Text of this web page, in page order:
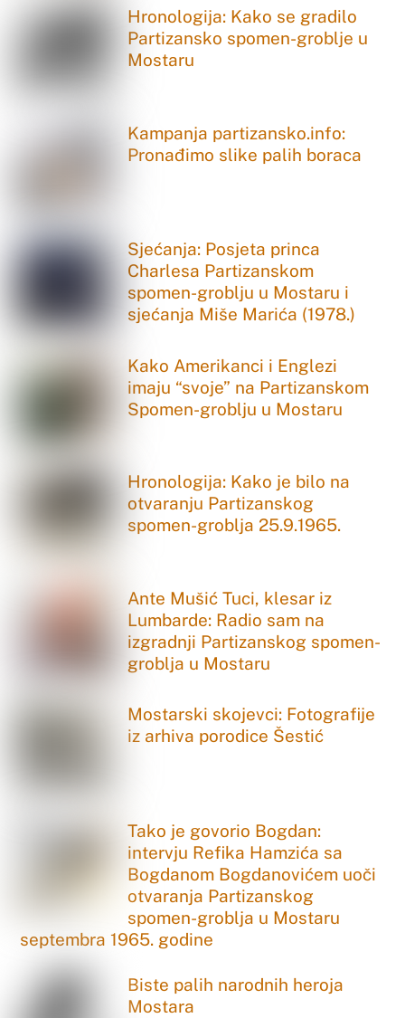
Hronologija: Kako se gradilo
Partizansko spomen-groblje u
Mostaru
Kampanja partizansko.info:
Pronađimo slike palih boraca
Sjećanja: Posjeta princa
Charlesa Partizanskom
spomen-groblju u Mostaru i
sjećanja Miše Marića (1978.)
Kako Amerikanci i Englezi
imaju “svoje” na Partizanskom
Spomen-groblju u Mostaru
Hronologija: Kako je bilo na
otvaranju Partizanskog
spomen-groblja 25.9.1965.
Ante Mušić Tuci, klesar iz
Lumbarde: Radio sam na
izgradnji Partizanskog spomen-
groblja u Mostaru
Mostarski skojevci: Fotografije
iz arhiva porodice Šestić
Tako je govorio Bogdan:
intervju Refika Hamzića sa
Bogdanom Bogdanovićem uoči
otvaranja Partizanskog
spomen-groblja u Mostaru
septembra 1965. godine
Biste palih narodnih heroja
Mostara